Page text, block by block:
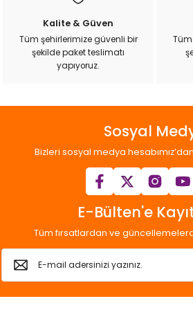
Kalite & Güven
Tüm şehirlerimize güvenli bir
şekilde paket teslimatı
yapıyoruz.
Sosyal
Bizleri sosyal medya
E-Bülten'e
Tüm fırsatlardan ve